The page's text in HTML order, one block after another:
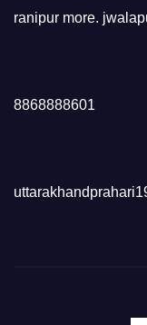
ranipur more.
8868888601